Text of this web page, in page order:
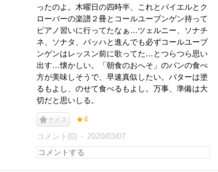
ったのよ。木曜日の四時半、これとバイエルとク
ローバーの楽譜２冊とコールユーブンゲン持って
ピアノ習いに行ってたなぁ…ツェルニー、ソナチ
ネ、ソナタ、バッハと進んでも必ずコールユーブ
ンゲンはレッスン前に歌ってた…とつらつら思い
出す…懐かしい。「朝食のおへそ」のパンの食べ
方が美味しそうで、早速真似したい。バターは塗
るもよし、のせて食べるもよし。万事、準備は大
切だと思いしる。
ナイス ★4
コメント(0) 2020/03/07